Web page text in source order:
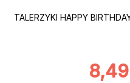
TALERZYKI HAPPY
8,49